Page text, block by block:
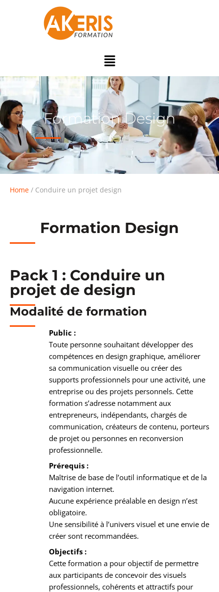
Formation Design
Home / Conduire un projet design
Formation Design
Pack 1 : Conduire un
projet de design
Modalité de formation
Public :
Toute personne souhaitant développer des
compétences en design graphique, améliorer
sa communication visuelle ou créer des
supports professionnels pour une activité, une
entreprise ou des projets personnels. Cette
formation s’adresse notamment aux
entrepreneurs, indépendants, chargés de
communication, créateurs de contenu, porteurs
de projet ou personnes en reconversion
professionnelle.
Prérequis :
Maîtrise de base de l’outil informatique et de la
navigation internet.
Aucune expérience préalable en design n’est
obligatoire.
Une sensibilité à l’univers visuel et une envie de
créer sont recommandées.
Objectifs :
Cette formation a pour objectif de permettre
aux participants de concevoir des visuels
professionnels, cohérents et attractifs pour